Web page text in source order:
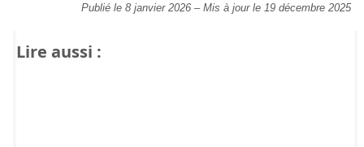
Publié le 8 janvier 2026 – Mis à jour le 19 décembre 2025
Lire aussi :